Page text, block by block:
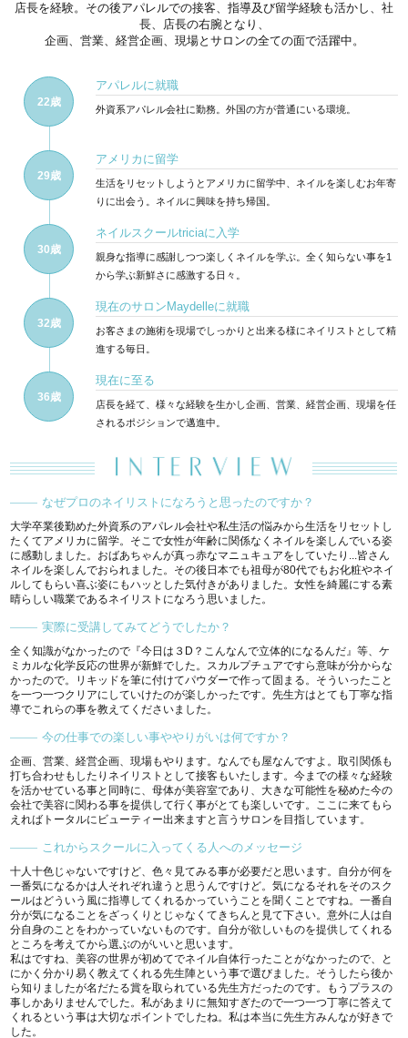
店長を経験。その後アパレルでの接客、指導及び留学経験も活かし、社
長、店長の右腕となり、
企画、営業、経営企画、現場とサロンの全ての面で活躍中。
22歳
アパレルに就職
外資系アパレル会社に勤務。外国の方が普通にいる環境。
29歳
アメリカに留学
生活をリセットしようとアメリカに留学中、ネイルを楽しむお年寄
りに出会う。ネイルに興味を持ち帰国。
30歳
ネイルスクールtriciaに入学
親身な指導に感謝しつつ楽しくネイルを学ぶ。全く知らない事を1
から学ぶ新鮮さに感激する日々。
32歳
現在のサロンMaydelleに就職
お客さまの施術を現場でしっかりと出来る様にネイリストとして精
進する毎日。
36歳
現在に至る
店長を経て、様々な経験を生かし企画、営業、経営企画、現場を任
されるポジションで邁進中。
なぜプロのネイリストになろうと思ったのですか？
大学卒業後勤めた外資系のアパレル会社や私生活の悩みから生活をリセットし
たくてアメリカに留学。そこで女性が年齢に関係なくネイルを楽しんでいる姿
に感動しました。おばあちゃんが真っ赤なマニュキュアをしていたり...皆さん
ネイルを楽しんでおられました。その後日本でも祖母が80代でもお化粧やネイ
ルしてもらい喜ぶ姿にもハッとした気付きがありました。女性を綺麗にする素
晴らしい職業であるネイリストになろう思いました。
実際に受講してみてどうでしたか？
全く知識がなかったので『今日は３D？こんなんで立体的になるんだ』等、ケ
ミカルな化学反応の世界が新鮮でした。スカルプチュアですら意味が分からな
かったので。リキッドを筆に付けてパウダーで作って固まる。そういったこと
を一つ一つクリアにしていけたのが楽しかったです。先生方はとても丁寧な指
導でこれらの事を教えてくださいました。
今の仕事での楽しい事ややりがいは何ですか？
企画、営業、経営企画、現場もやります。なんでも屋なんですよ。取引関係も
打ち合わせもしたりネイリストとして接客もいたします。今までの様々な経験
を活かせている事と同時に、母体が美容室であり、大きな可能性を秘めた今の
会社で美容に関わる事を提供して行く事がとても楽しいです。ここに来てもら
えればトータルにビューティー出来ますと言うサロンを目指しています。
これからスクールに入ってくる人へのメッセージ
十人十色じゃないですけど、色々見てみる事が必要だと思います。自分が何を
一番気になるかは人それぞれ違うと思うんですけど。気になるそれをそのスク
ールはどういう風に指導してくれるかっていうことを聞くことですね。一番自
分が気になることをざっくりとじゃなくてきちんと見て下さい。意外に人は自
分自身のことをわかっていないものです。自分が欲しいものを提供してくれる
ところを考えてから選ぶのがいいと思います。
私はですね、美容の世界が初めてでネイル自体行ったことがなかったので、と
にかく分かり易く教えてくれる先生陣という事で選びました。そうしたら後か
ら知りましたが名だたる賞を取られている先生方だったのです。もうプラスの
事しかありませんでした。私があまりに無知すぎたので一つ一つ丁寧に答えて
くれるという事は大切なポイントでしたね。私は本当に先生方みんなが好きで
した。